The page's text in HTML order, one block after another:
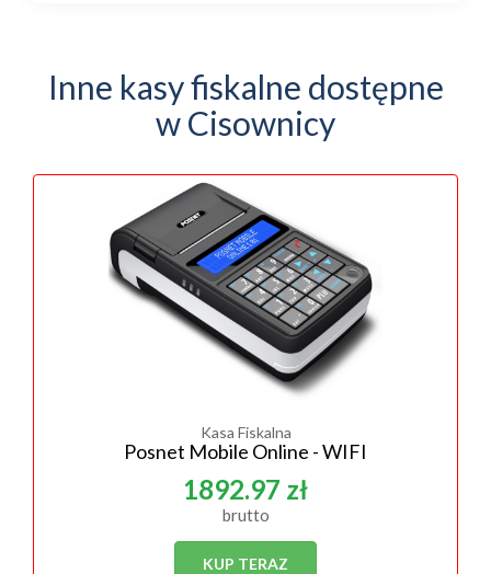
Inne kasy fiskalne dostępne
w Cisownicy
Kasa Fiskalna
Posnet Mobile Online - WIFI
1892.97 zł
brutto
KUP TERAZ